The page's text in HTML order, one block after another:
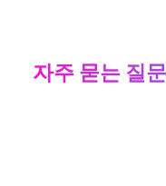
자주 묻는 질